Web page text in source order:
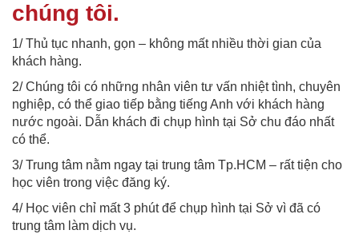
chúng tôi.
1/ Thủ tục nhanh, gọn – không mất nhiều thời gian của
khách hàng.
2/ Chúng tôi có những nhân viên tư vấn nhiệt tình, chuyên
nghiệp, có thể giao tiếp bằng tiếng Anh với khách hàng
nước ngoài. Dẫn khách đi chụp hình tại Sở chu đáo nhất
có thể.
3/ Trung tâm nằm ngay tại trung tâm Tp.HCM – rất tiện cho
học viên trong việc đăng ký.
4/ Học viên chỉ mất 3 phút để chụp hình tại Sở vì đã có
trung tâm làm dịch vụ.